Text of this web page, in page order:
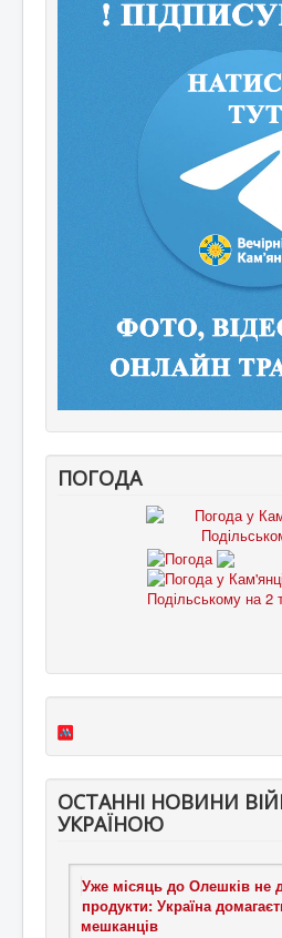
ПОГОДА
ОСТАННІ НОВИНИ
УКРАЇНОЮ
Уже місяць до Олешків не
продукти: Україна
мешканців